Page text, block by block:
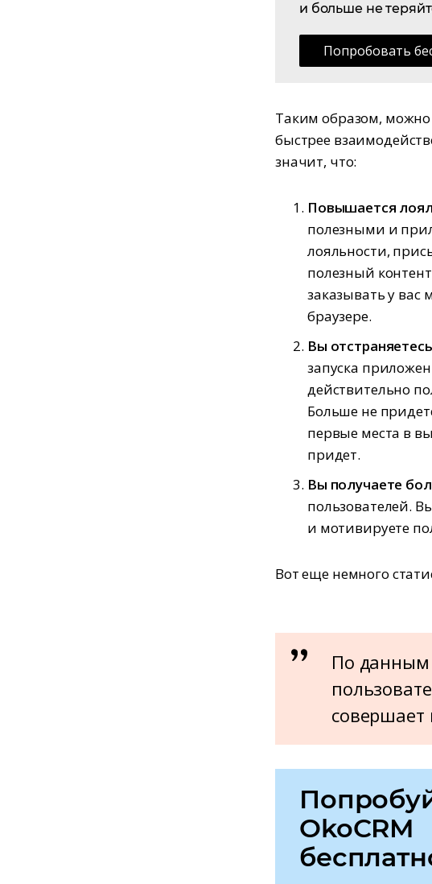
и больше не
Попробовать
Таким образом, можно
быстрее
значит, что:
Повышается
полезными и
лояльности,
полезный
заказывать у
браузере.
Вы
запуска
действительно
Больше не
первые места в
придет.
Вы получаете
пользователей.
и мотивируете
Вот еще немного
По данным
OkoCRM